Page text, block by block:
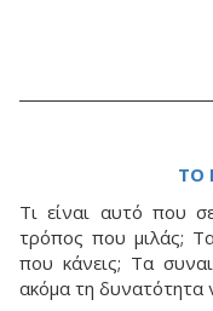
ΤΟ
Τι είναι αυτό που
τρόπος που μιλάς;
που κάνεις; Τα
ακόμα τη δυνατότητα